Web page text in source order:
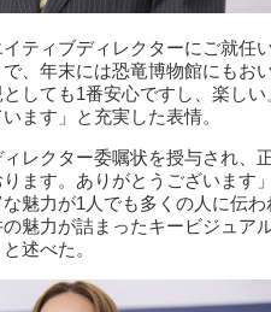
ティブディレクターにご就任
、年末には恐竜博物館にもお
しても1番安心ですし、楽し
ます」と充実した表情。
レクター委嘱状を授与され、
ます。ありがとうございます
魅力が1人でも多くの人に伝
魅力が詰まったキービジュア
述べた。